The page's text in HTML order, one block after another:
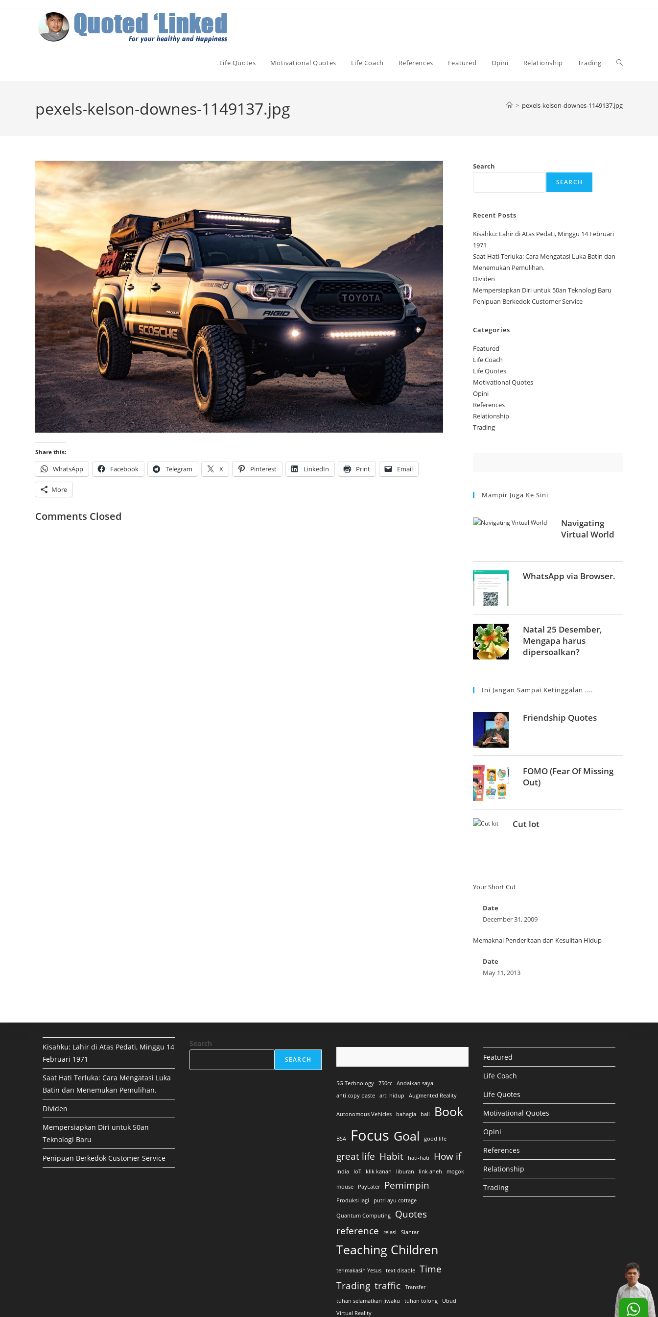
Life Quotes Motivational Quotes Life Coach References Featured Opini Relationship Trading Toggle
pexels-kelson-downes-1149137.jpg > pexels-kelson-downes-1149137.jpg
Share this:
WhatsApp Facebook Telegram X Pinterest LinkedIn Print Email
More
Comments Closed
Search
SEARCH
Recent Posts
Kisahku: Lahir di Atas Pedati, Minggu 14 Februari
1971
Saat Hati Terluka: Cara Mengatasi Luka Batin dan
Menemukan Pemulihan.
Dividen
Mempersiapkan Diri untuk 50an Teknologi Baru
Penipuan Berkedok Customer Service
Categories
Featured
Life Coach
Life Quotes
Motivational Quotes
Opini
References
Relationship
Trading
Mampir Juga Ke Sini
Navigating
Virtual World
WhatsApp via Browser.
Natal 25 Desember,
Mengapa harus
dipersoalkan?
Ini Jangan Sampai Ketinggalan ....
Friendship Quotes
FOMO (Fear Of Missing
Out)
Cut lot
Your Short Cut
Date
December 31, 2009
Memaknai Penderitaan dan Kesulitan Hidup
Date
May 11, 2013
Kisahku: Lahir di Atas Pedati, Minggu 14
Februari 1971
Saat Hati Terluka: Cara Mengatasi Luka
Batin dan Menemukan Pemulihan.
Dividen
Mempersiapkan Diri untuk 50an
Teknologi Baru
Penipuan Berkedok Customer Service
Search
SEARCH
5G Technology 750cc
Andaikan saya
anti copy paste
arti hidup Augmented Reality
Autonomous Vehicles bahagia bali Book
BSA Focus Goal good life
great life Habit hati-hati How if
India IoT klik kanan liburan link aneh mogok
mouse PayLater Pemimpin
Produksi lagi putri ayu cottage
Quantum Computing
Quotes
reference
relasi Siantar
Teaching Children
terimakasih Yesus text disable
Time
Trading traffic
Transfer
tuhan selamatkan jiwaku
tuhan tolong
Ubud
Virtual Reality
Featured
Life Coach
Life Quotes
Motivational Quotes
Opini
References
Relationship
Trading